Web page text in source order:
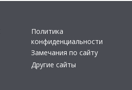
Политика
конфиденциальности
Замечания по сайту
Другие сайты